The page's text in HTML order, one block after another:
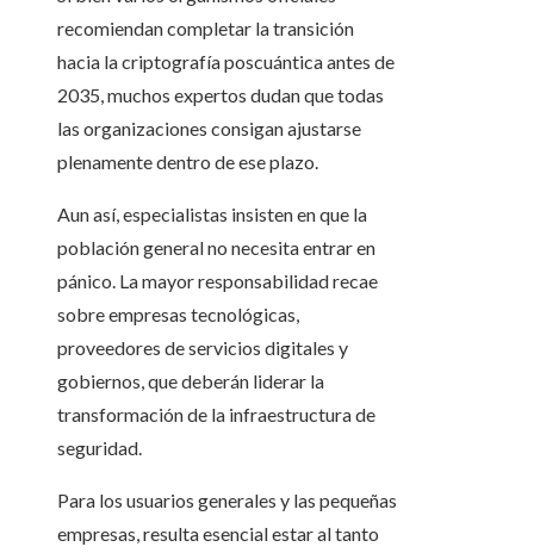
recomiendan completar la transición
hacia la criptografía poscuántica antes de
2035, muchos expertos dudan que todas
las organizaciones consigan ajustarse
plenamente dentro de ese plazo.
Aun así, especialistas insisten en que la
población general no necesita entrar en
pánico. La mayor responsabilidad recae
sobre empresas tecnológicas,
proveedores de servicios digitales y
gobiernos, que deberán liderar la
transformación de la infraestructura de
seguridad.
Para los usuarios generales y las pequeñas
empresas, resulta esencial estar al tanto